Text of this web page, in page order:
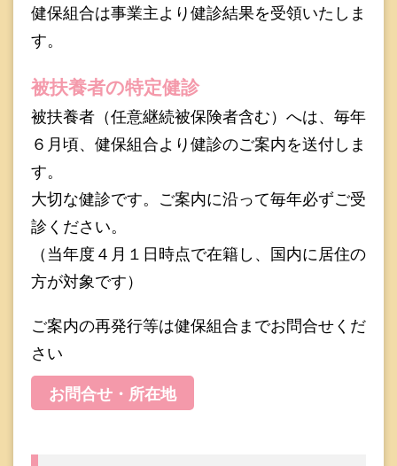
健保組合は事業主より健診結果を受領いたしま
す。
被扶養者の特定健診
被扶養者（任意継続被保険者含む）へは、毎年
６月頃、健保組合より健診のご案内を送付しま
す。
大切な健診です。ご案内に沿って毎年必ずご受
診ください。
（当年度４月１日時点で在籍し、国内に居住の
方が対象です）
ご案内の再発行等は健保組合までお問合せくだ
さい
お問合せ・所在地